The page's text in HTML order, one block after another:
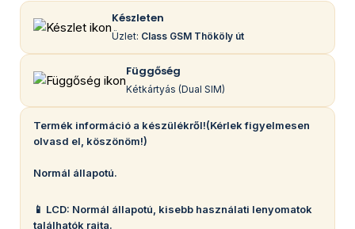
Készleten
Üzlet: Class GSM Thököly út
Függőség
Kétkártyás (Dual SIM)
Termék információ a készülékről!(Kérlek figyelmesen
olvasd el, köszönöm!)
Normál állapotú.
📱 LCD: Normál állapotú, kisebb használati lenyomatok
találhatók rajta.